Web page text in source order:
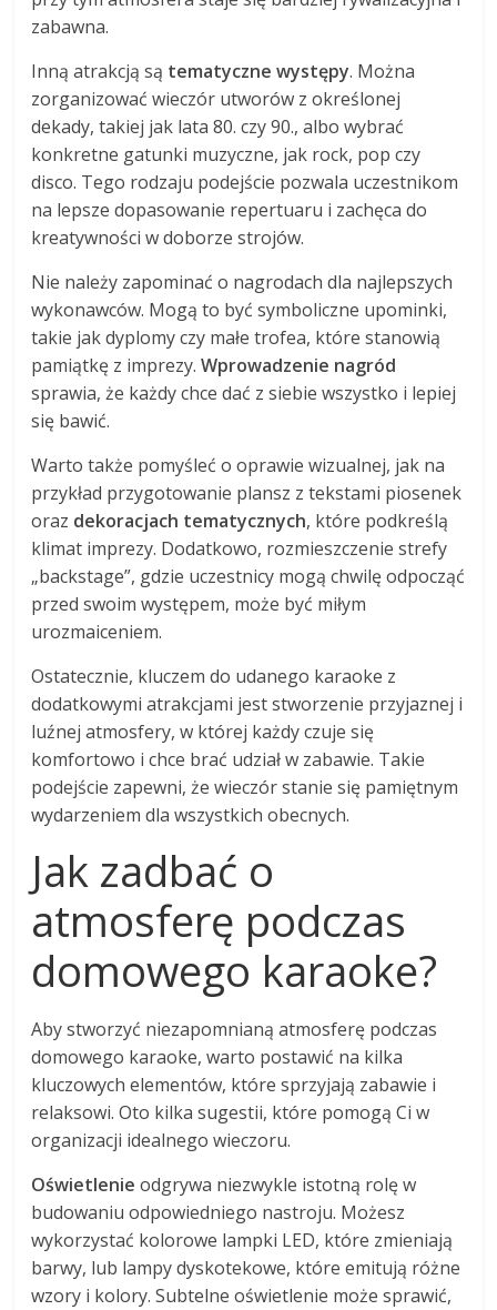
zabawna.
Inną atrakcją są tematyczne występy. Można
zorganizować wieczór utworów z określonej
dekady, takiej jak lata 80. czy 90., albo wybrać
konkretne gatunki muzyczne, jak rock, pop czy
disco. Tego rodzaju podejście pozwala uczestnikom
na lepsze dopasowanie repertuaru i zachęca do
kreatywności w doborze strojów.
Nie należy zapominać o nagrodach dla najlepszych
wykonawców. Mogą to być symboliczne upominki,
takie jak dyplomy czy małe trofea, które stanowią
pamiątkę z imprezy.Wprowadzenie nagród
sprawia, że każdy chce dać z siebie wszystko i lepiej
się bawić.
Warto także pomyśleć o oprawie wizualnej, jak na
przykład przygotowanie plansz z tekstami piosenek
oraz dekoracjach tematycznych, które podkreślą
klimat imprezy. Dodatkowo, rozmieszczenie strefy
„backstage”, gdzie uczestnicy mogą chwilę odpocząć
przed swoim występem, może być miłym
urozmaiceniem.
Ostatecznie, kluczem do udanego karaoke z
dodatkowymi atrakcjami jest stworzenie przyjaznej i
luźnej atmosfery, w której każdy czuje się
komfortowo i chce brać udział w zabawie. Takie
podejście zapewni, że wieczór stanie się pamiętnym
wydarzeniem dla wszystkich obecnych.
Jak zadbać o
atmosferę podczas
domowego karaoke?
Aby stworzyć niezapomnianą atmosferę podczas
domowego karaoke, warto postawić na kilka
kluczowych elementów, które sprzyjają zabawie i
relaksowi. Oto kilka sugestii, które pomogą Ci w
organizacji idealnego wieczoru.
Oświetlenie odgrywa niezwykle istotną rolę w
budowaniu odpowiedniego nastroju. Możesz
wykorzystać kolorowe lampki LED, które zmieniają
barwy, lub lampy dyskotekowe, które emitują różne
wzory i kolory. Subtelne oświetlenie może sprawić,